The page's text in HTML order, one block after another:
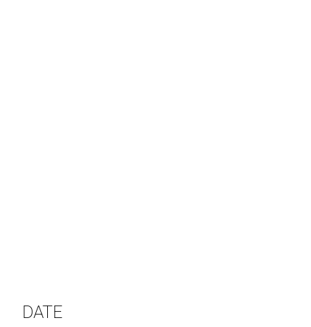
DATE